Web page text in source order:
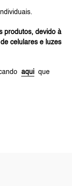
produtos, devido à
celulares e luzes
aqui que